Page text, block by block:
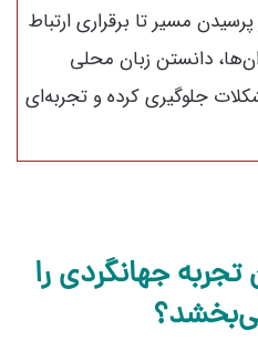
مسیر تا برقراری ارتباط
دانستن زبان محلی
جلوگیری کرده و تجربه‌ای
جهانگردی را